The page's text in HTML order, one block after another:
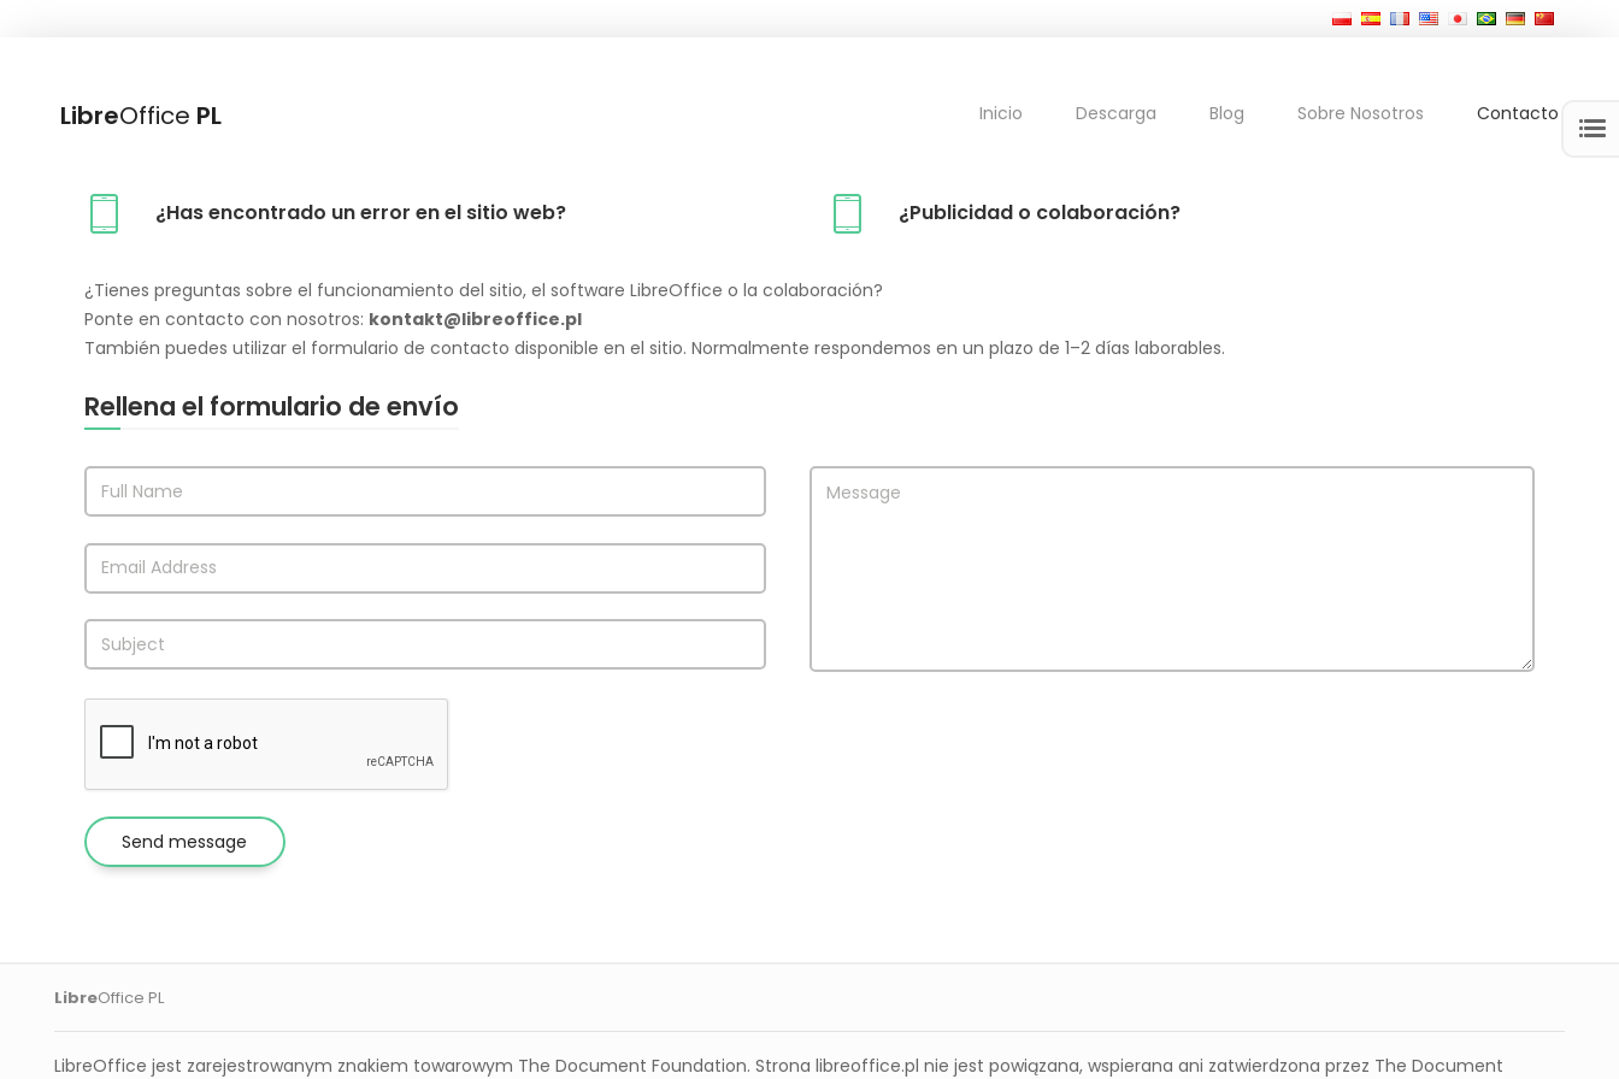
LibreOffice PL Inicio Descarga Blog Sobre Nosotros Contacto
¿Has encontrado un error en el sitio web? ¿Publicidad o colaboración?
¿Tienes preguntas sobre el funcionamiento del sitio, el software LibreOffice o la colaboración?
Ponte en contacto con nosotros: kontakt@libreoffice.pl
También puedes utilizar el formulario de contacto disponible en el sitio. Normalmente respondemos en un plazo de 1–2 días laborables.
Rellena el formulario de envío
LibreOffice PL
LibreOffice jest zarejestrowanym znakiem towarowym The Document Foundation. Strona libreoffice.pl nie jest powiązana, wspierana ani zatwierdzona przez The Document